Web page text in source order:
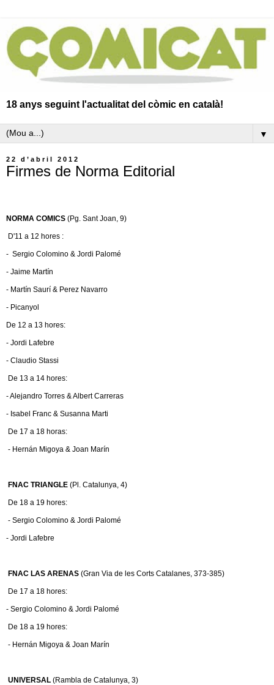
18 anys seguint l'actualitat del còmic en català!
▼
22 d’abril 2012
Firmes de Norma Editorial
NORMA COMICS (Pg. Sant Joan, 9)
D'11 a 12 hores :
- Sergio Colomino & Jordi Palomé
- Jaime Martín
- Martín Saurí & Perez Navarro
- Picanyol
De 12 a 13 hores:
- Jordi Lafebre
- Claudio Stassi
De 13 a 14 hores:
- Alejandro Torres & Albert Carreras
- Isabel Franc & Susanna Marti
De 17 a 18 horas:
- Hernán Migoya & Joan Marín
FNAC TRIANGLE (Pl. Catalunya, 4)
De 18 a 19 hores:
- Sergio Colomino & Jordi Palomé
- Jordi Lafebre
FNAC LAS ARENAS (Gran Via de les Corts Catalanes, 373-385)
De 17 a 18 hores:
- Sergio Colomino & Jordi Palomé
De 18 a 19 hores:
- Hernán Migoya & Joan Marín
UNIVERSAL (Rambla de Catalunya, 3)